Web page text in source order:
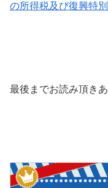
の所得税及び復興特
最後までお読み頂き